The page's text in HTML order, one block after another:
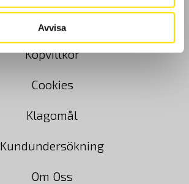
Avvisa
GDPR
Köpvillkor
Cookies
Klagomål
Kundundersökning
Om Oss